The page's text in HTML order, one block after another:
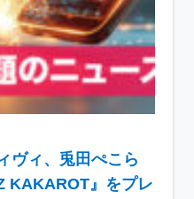
ヴィ、兎田ぺこら
KAKAROT』をプレ